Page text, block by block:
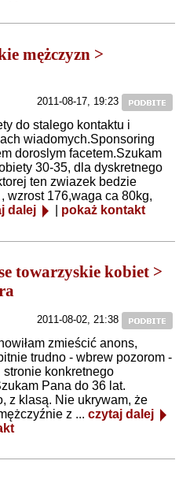
mężczyzn >
2011-08-17, 19:23
do stalego kontaktu i
wiadomych.Sponsoring
doroslym facetem.Szukam
30-35, dla dyskretnego
ten zwiazek bedzie
wzrost 176,waga ca 80kg,
dalej pokaż kontakt
towarzyskie kobiet >
2011-08-02, 21:38
zmieścić anons,
trudno - wbrew pozorom -
konkretnego
Pana do 36 lat.
z klasą. Nie ukrywam, że
z ... czytaj dalej